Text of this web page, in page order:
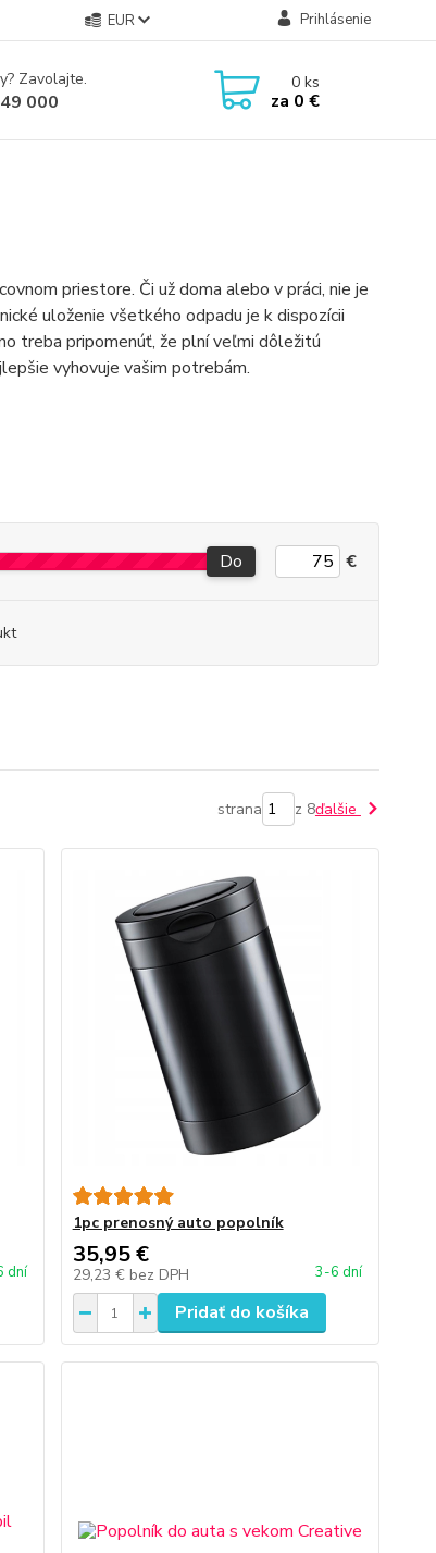
EUR Prihlásenie
Zavolajte.
000
0ks
za 0 €
priestore. Či už doma alebo v práci, nie je
uloženie všetkého odpadu je k dispozícii
treba pripomenúť, že plní veľmi dôležitú
vyhovuje vašim potrebám.
Do €
strana z 8ďalšie
dní
1pc prenosný auto popolník
35,95 €
29,23 € bez DPH 3-6 dní
Pridať do košíka